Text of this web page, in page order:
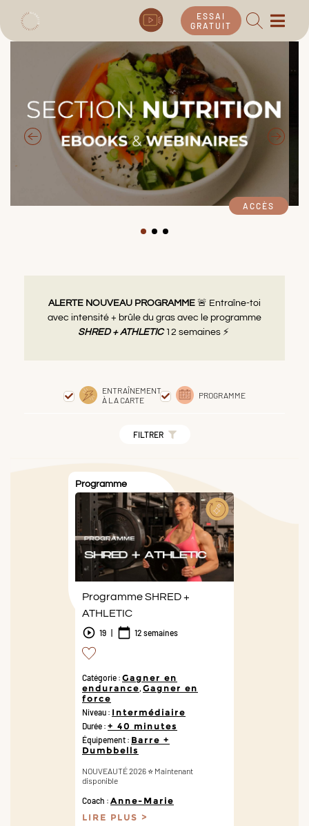
ESSAI
GRATUIT
ACCÈS
ALERTE NOUVEAU PROGRAMME 🚨 Entraîne-toi
avec intensité + brûle du gras avec le programme
SHRED + ATHLETIC12 semaines ⚡️
ENTRAÎNEMENT
À LA CARTE
PROGRAMME
FILTRER
Programme
Programme SHRED +
ATHLETIC
19 12 semaines
Catégorie : Gagner en
endurance,Gagner en
force
Niveau : Intermédiaire
Durée : + 40 minutes
Équipement : Barre +
Dumbbells
NOUVEAUTÉ 2026 ⭐️ Maintenant
disponible
Coach : Anne-Marie
LIRE PLUS